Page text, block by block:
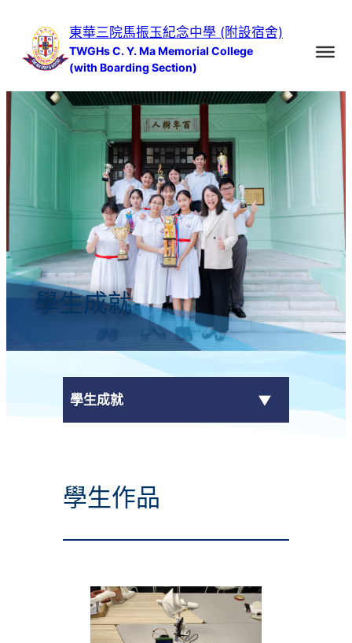
內
東華三院馬振玉紀念中學 (附設宿舍)
TWGHs C. Y. Ma Memorial College
(with Boarding Section)
學生成就
學生成就
校外獎項
學校活動
校園電視台
學生作品